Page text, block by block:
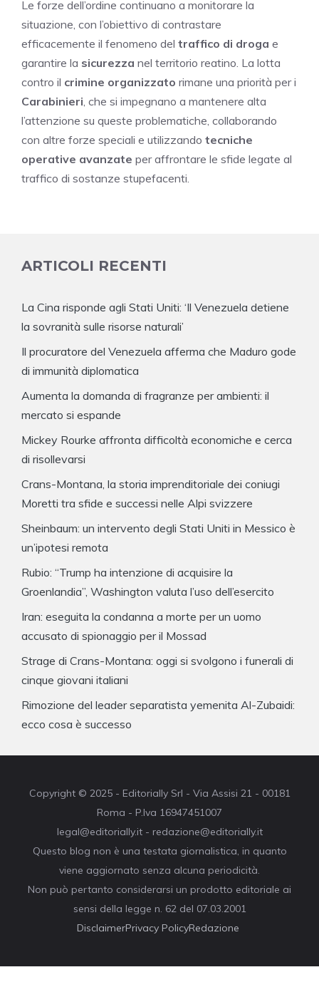
Le forze dell’ordine continuano a monitorare la
situazione, con l’obiettivo di contrastare
efficacemente il fenomeno del traffico di droga e
garantire la sicurezza nel territorio reatino. La lotta
contro il crimine organizzato rimane una priorità per i
Carabinieri, che si impegnano a mantenere alta
l’attenzione su queste problematiche, collaborando
con altre forze speciali e utilizzando tecniche
operative avanzate per affrontare le sfide legate al
traffico di sostanze stupefacenti.
ARTICOLI RECENTI
La Cina risponde agli Stati Uniti: ‘Il Venezuela detiene
la sovranità sulle risorse naturali’
Il procuratore del Venezuela afferma che Maduro gode
di immunità diplomatica
Aumenta la domanda di fragranze per ambienti: il
mercato si espande
Mickey Rourke affronta difficoltà economiche e cerca
di risollevarsi
Crans-Montana, la storia imprenditoriale dei coniugi
Moretti tra sfide e successi nelle Alpi svizzere
Sheinbaum: un intervento degli Stati Uniti in Messico è
un’ipotesi remota
Rubio: “Trump ha intenzione di acquisire la
Groenlandia”, Washington valuta l’uso dell’esercito
Iran: eseguita la condanna a morte per un uomo
accusato di spionaggio per il Mossad
Strage di Crans-Montana: oggi si svolgono i funerali di
cinque giovani italiani
Rimozione del leader separatista yemenita Al-Zubaidi:
ecco cosa è successo
Copyright © 2025 - Editorially Srl - Via Assisi 21 - 00181
Roma - P.Iva 16947451007
legal@editorially.it - redazione@editorially.it
Questo blog non è una testata giornalistica, in quanto
viene aggiornato senza alcuna periodicità.
Non può pertanto considerarsi un prodotto editoriale ai
sensi della legge n. 62 del 07.03.2001
DisclaimerPrivacy PolicyRedazione